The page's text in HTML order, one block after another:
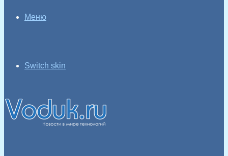
Меню
Switch skin